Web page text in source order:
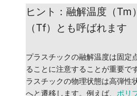
ヒント：融解温度（Tm
（Tf）とも呼ばれます
プラスチックの融解温度は固定
ることに注意することが重要で
ラスチックの物理状態は高弾性
へと遷移します。例えば、 ポリ